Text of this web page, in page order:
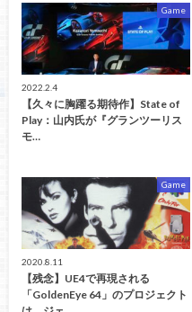
Game
2022.2.4
【久々に胸躍る期待作】State of
Play：山内氏が『グランツーリス
モ…
Game
2020.8.11
【残念】UE4で再現される
「GoldenEye 64」のプロジェクト